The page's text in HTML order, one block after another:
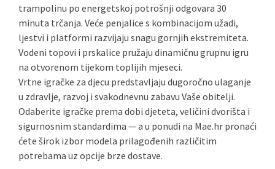
trampolinu po energetskoj potrošnji odgovara 30
minuta trčanja. Veće penjalice s kombinacijom užadi,
ljestvi i platformi razvijaju snagu gornjih ekstremiteta.
Vodeni topovi i prskalice pružaju dinamičnu grupnu igru
na otvorenom tijekom toplijih mjeseci.
Vrtne igračke za djecu predstavljaju dugoročno ulaganje
u zdravlje, razvoj i svakodnevnu zabavu Vaše obitelji.
Odaberite igračke prema dobi djeteta, veličini dvorišta i
sigurnosnim standardima — a u ponudi na Mae.hr pronaći
ćete širok izbor modela prilagođenih različitim
potrebama uz opcije brze dostave.